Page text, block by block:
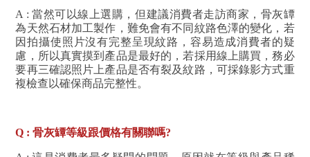
A : 當然可以線上選購，但建議消費者走訪商家，骨灰罈
為天然石材加工製作，難免會有不同紋路色澤的變化，若
因拍攝使照片沒有完整呈現紋路，容易造成消費者的疑
慮，所以真實摸到產品是最好的，若採用線上購買，務必
要再三確認照片上產品是否有裂及紋路，可採錄影方式重
複檢查以確保商品完整性。
Q : 骨灰罈等級跟價格有關聯嗎?